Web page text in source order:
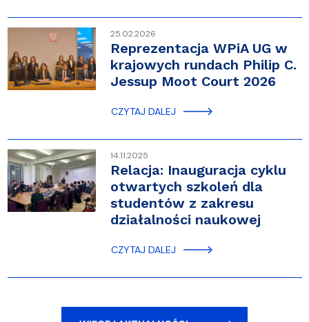
25.02.2026
Reprezentacja WPiA UG w
krajowych rundach Philip C.
Jessup Moot Court 2026
CZYTAJ DALEJ
14.11.2025
Relacja: Inauguracja cyklu
otwartych szkoleń dla
studentów z zakresu
działalności naukowej
CZYTAJ DALEJ